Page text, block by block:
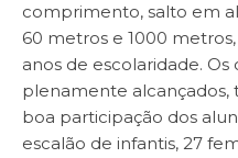
comprimento, salto em
60 metros e 1000 metros,
anos de escolaridade.
plenamente alcançados,
boa participação dos
escalão de infantis, 27